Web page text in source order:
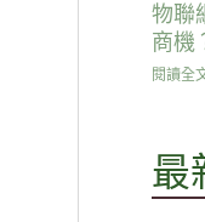
物聯
商機
閱讀全
最